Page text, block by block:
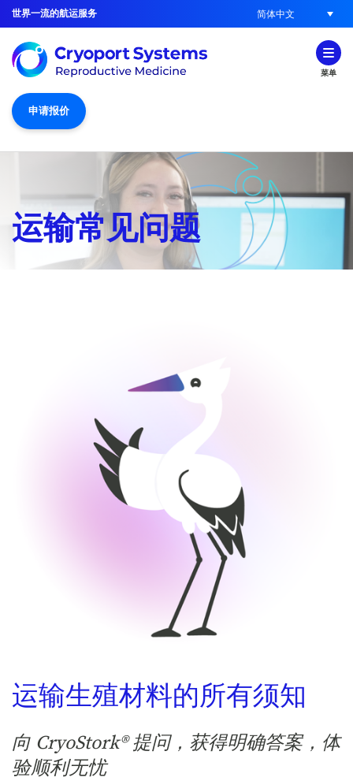
世界一流的航运服务 简体中文
菜单
申请报价
运输常见问题
运输生殖材料的所有须知
向 CryoStork® 提问，获得明确答案，体
验顺利无忧